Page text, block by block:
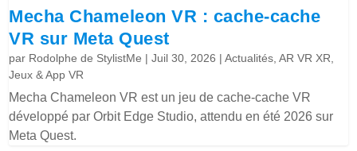
Mecha Chameleon VR : cache-cache
VR sur Meta Quest
par Rodolphe de StylistMe |Juil 30, 2026 |Actualités ,AR VR XR
Jeux & App VR
Mecha Chameleon VR est un jeu de cache-cache VR
développé par Orbit Edge Studio, attendu en été 2026 sur
Meta Quest.